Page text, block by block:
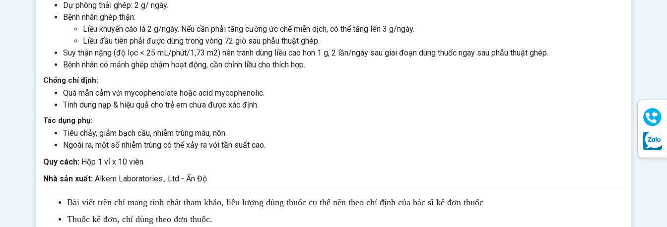
Dự phòng thải ghép: 2 g/ ngày.
Bệnh nhân ghép thận:
Liều khuyến cáo là 2 g/ngày. Nếu cần phải tăng cường ức chế miễn dịch, có thể tăng lên 3 g/ngày.
Liều đầu tiên phải được dùng trong vòng 72 giờ sau phẫu thuật ghép.
Suy thận nặng (độ lọc < 25 mL/phút/1,73 m2) nên tránh dùng liều cao hơn 1 g, 2 lần/ngày sau giai đoạn dùng thuốc ngay sau phẫu thuật ghép.
Bệnh nhân có mảnh ghép chậm hoạt động, cần chỉnh liều cho thích hợp.
Chống chỉ định:
Quá mẫn cảm với mycophenolate hoặc acid mycophenolic.
Tính dung nạp & hiệu quả cho trẻ em chưa được xác định.
Tác dụng phụ:
Tiêu chảy, giảm bạch cầu, nhiễm trùng máu, nôn.
Ngoài ra, một số nhiễm trùng có thể xảy ra với tần suất cao.
Quy cách: Hộp 1 vỉ x 10 viên
Nhà sản xuất: Alkem Laboratories., Ltd - Ấn Độ
Bài viết trên chỉ mang tính chất tham khảo, liều lượng dùng thuốc cụ thể nên theo chỉ định của bác sĩ kê đơn thuốc
Thuốc kê đơn, chỉ dùng theo đơn thuốc.